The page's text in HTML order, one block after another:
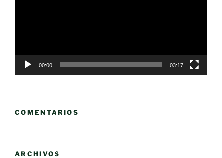
00:00 03:17
COMENTARIOS
ARCHIVOS